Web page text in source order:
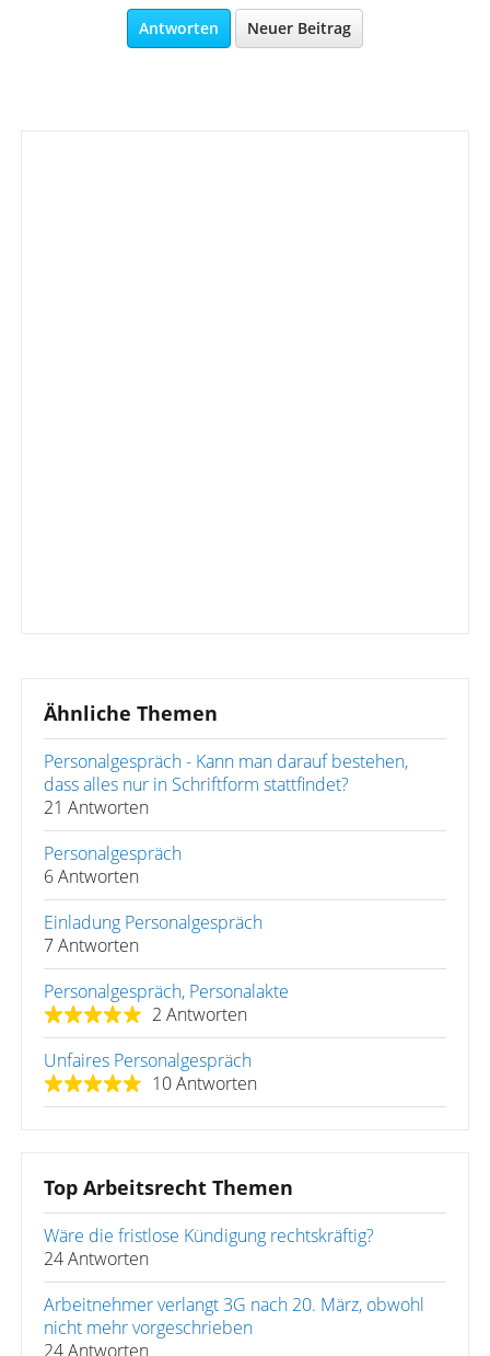
Antworten Neuer Beitrag
Ähnliche Themen
Personalgespräch - Kann man darauf bestehen,
dass alles nur in Schriftform stattfindet?
21 Antworten
Personalgespräch
6 Antworten
Einladung Personalgespräch
7 Antworten
Personalgespräch, Personalakte
2 Antworten
Unfaires Personalgespräch
10 Antworten
Top Arbeitsrecht Themen
Wäre die fristlose Kündigung rechtskräftig?
24 Antworten
Arbeitnehmer verlangt 3G nach 20. März, obwohl
nicht mehr vorgeschrieben
24 Antworten